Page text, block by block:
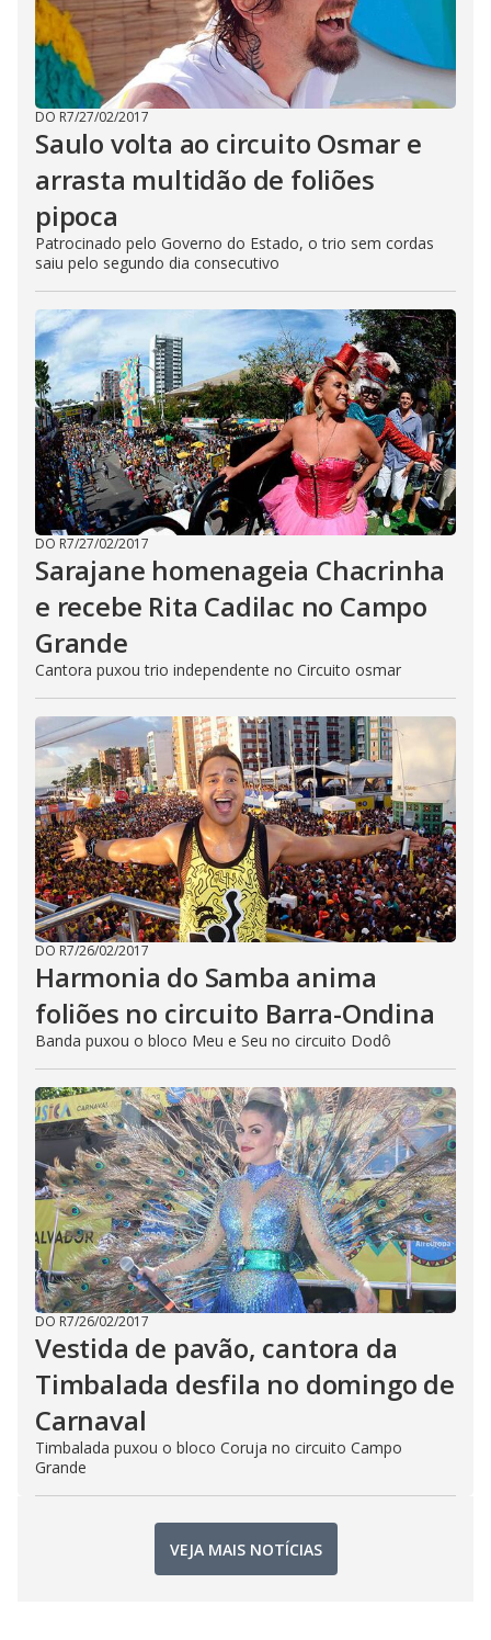
DO R7/27/02/2017
Saulo volta ao circuito Osmar e
arrasta multidão de foliões
pipoca
Patrocinado pelo Governo do Estado, o trio sem cordas
saiu pelo segundo dia consecutivo
DO R7/27/02/2017
Sarajane homenageia Chacrinha
e recebe Rita Cadilac no Campo
Grande
Cantora puxou trio independente no Circuito osmar
DO R7/26/02/2017
Harmonia do Samba anima
foliões no circuito Barra-Ondina
Banda puxou o bloco Meu e Seu no circuito Dodô
DO R7/26/02/2017
Vestida de pavão, cantora da
Timbalada desfila no domingo de
Carnaval
Timbalada puxou o bloco Coruja no circuito Campo
Grande
VEJA MAIS NOTÍCIAS